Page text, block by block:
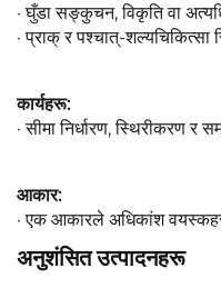
· घुँडा सङ्कुचन, विकृति वा
· प्राक् र पश्चात्-शल्यचिकित्सा
कार्यहरू:
· सीमा निर्धारण, स्थिरीकरण र
आकार:
· एक आकारले अधिकांश
अनुशंसित उत्पादनहरू